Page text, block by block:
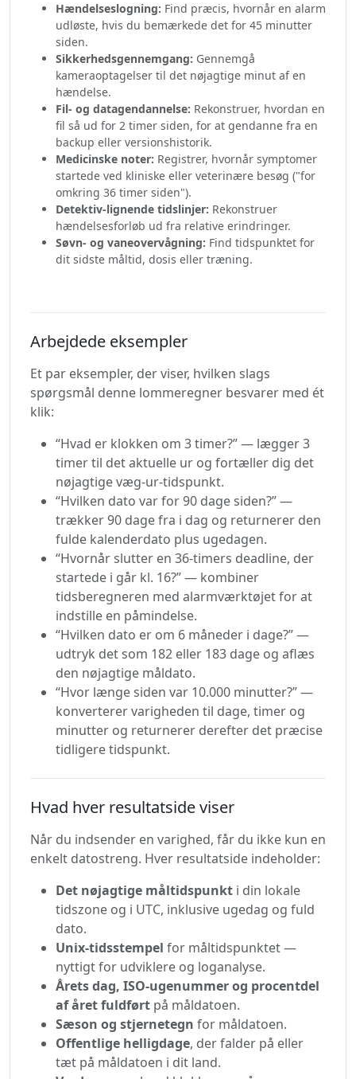
Hændelseslogning: Find præcis, hvornår en alarm
udløste, hvis du bemærkede det for 45 minutter
siden.
Sikkerhedsgennemgang: Gennemgå
kameraoptagelser til det nøjagtige minut af en
hændelse.
Fil- og datagendannelse: Rekonstruer, hvordan en
fil så ud for 2 timer siden, for at gendanne fra en
backup eller versionshistorik.
Medicinske noter: Registrer, hvornår symptomer
startede ved kliniske eller veterinære besøg ("for
omkring 36 timer siden").
Detektiv-lignende tidslinjer: Rekonstruer
hændelsesforløb ud fra relative erindringer.
Søvn- og vaneovervågning: Find tidspunktet for
dit sidste måltid, dosis eller træning.
Arbejdede eksempler
Et par eksempler, der viser, hvilken slags
spørgsmål denne lommeregner besvarer med ét
klik:
“Hvad er klokken om 3 timer?” — lægger 3
timer til det aktuelle ur og fortæller dig det
nøjagtige væg-ur-tidspunkt.
“Hvilken dato var for 90 dage siden?” —
trækker 90 dage fra i dag og returnerer den
fulde kalenderdato plus ugedagen.
“Hvornår slutter en 36-timers deadline, der
startede i går kl. 16?” — kombiner
tidsberegneren med alarmværktøjet for at
indstille en påmindelse.
“Hvilken dato er om 6 måneder i dage?” —
udtryk det som 182 eller 183 dage og aflæs
den nøjagtige måldato.
“Hvor længe siden var 10.000 minutter?” —
konverterer varigheden til dage, timer og
minutter og returnerer derefter det præcise
tidligere tidspunkt.
Hvad hver resultatside viser
Når du indsender en varighed, får du ikke kun en
enkelt datostreng. Hver resultatside indeholder:
Det nøjagtige måltidspunkt i din lokale
tidszone og i UTC, inklusive ugedag og fuld
dato.
Unix-tidsstempel for måltidspunktet —
nyttigt for udviklere og loganalyse.
Årets dag, ISO-ugenummer og procentdel
af året fuldført på måldatoen.
Sæson og stjernetegn for måldatoen.
Offentlige helligdage, der falder på eller
tæt på måldatoen i dit land.